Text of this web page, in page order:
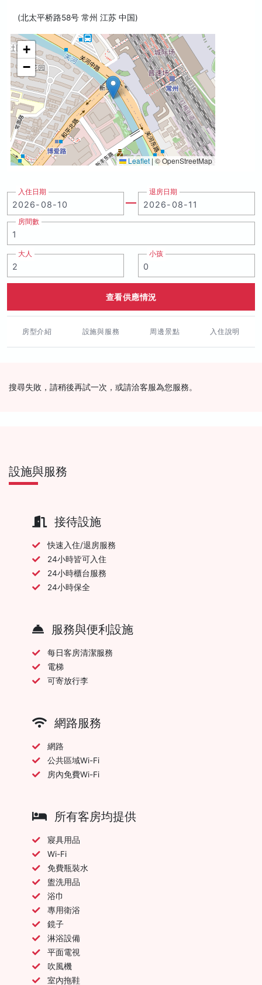
(北太平桥路58号 常州 江苏 中国)
+
−
Leaflet |© OpenStreetMap
入住日期 退房日期
房間數
大人 小孩
查看供應情況
房型介紹 設施與服務 周邊景點 入住說明
搜尋失敗，請稍後再試一次，或請洽客服為您服務。
設施與服務
接待設施
快速入住/退房服務
24小時皆可入住
24小時櫃台服務
24小時保全
服務與便利設施
每日客房清潔服務
電梯
可寄放行李
網路服務
網路
公共區域Wi-Fi
房內免費Wi-Fi
所有客房均提供
寢具用品
Wi-Fi
免費瓶裝水
盥洗用品
浴巾
專用衛浴
鏡子
淋浴設備
平面電視
吹風機
室內拖鞋